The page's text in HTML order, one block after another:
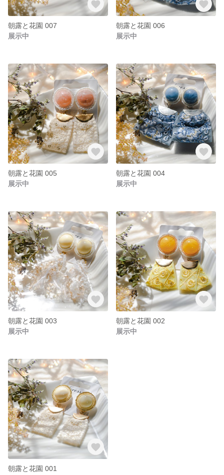
朝露と花園 007
展示中
朝露と花園 006
展示中
朝露と花園 005
展示中
朝露と花園 004
展示中
朝露と花園 003
展示中
朝露と花園 002
展示中
朝露と花園 001